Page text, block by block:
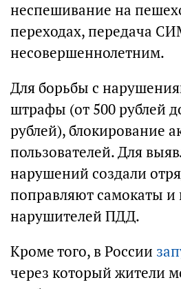
неспешивание на
переходах, передача
несовершеннолетним.
Для борьбы с
штрафы (от 500 рублей
рублей), блокирование
пользователей. Для
нарушений создали
поправляют самокаты
нарушителей ПДД.
Кроме того, в России
через который жители